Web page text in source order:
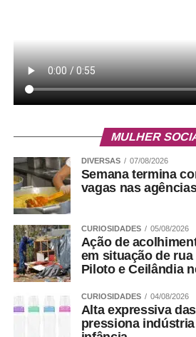
MULHER
DIVERSAS 07/08/2026
Semana termina
vagas nas
CURIOSIDADES 05/08/2026
Ação de
em situação de
Piloto e Ceilândia
CURIOSIDADES 04/08/2026
Alta expressiva
pressiona